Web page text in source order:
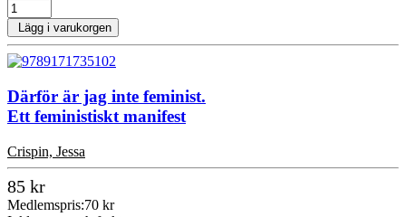
Lägg i varukorgen
Därför är jag inte feminist.
Ett feministiskt manifest
Crispin, Jessa
85 kr
Medlemspris:70 kr